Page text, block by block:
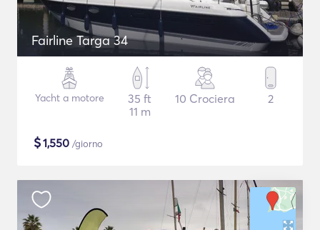
Fairline Targa 34
Yacht a motore
35 ft
11 m
10 Crociera 2
$1,550 /giorno